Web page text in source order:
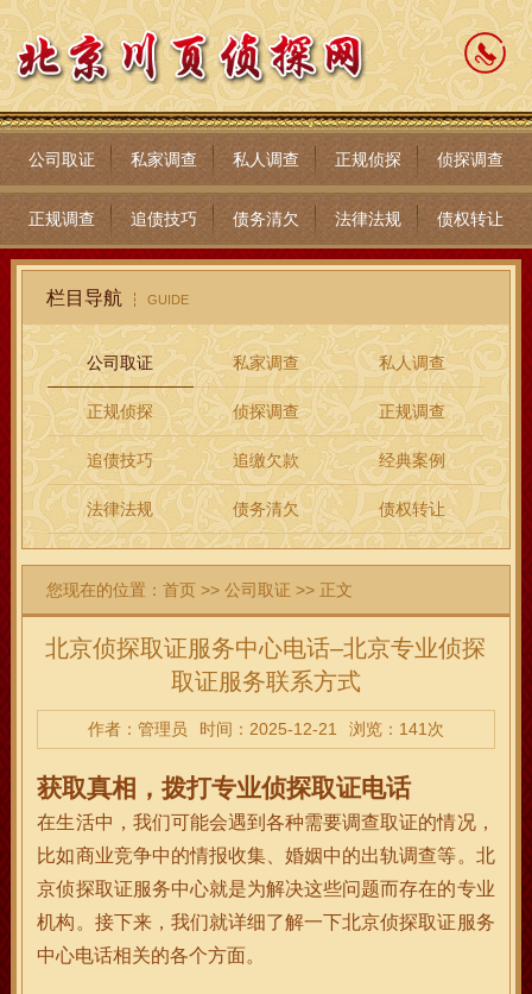
公司取证 私家调查 私人调查 正规侦探 侦探调查
正规调查 追债技巧 债务清欠 法律法规 债权转让
栏目导航 GUIDE
公司取证 私家调查 私人调查
正规侦探 侦探调查 正规调查
追债技巧 追缴欠款 经典案例
法律法规 债务清欠 债权转让
您现在的位置：首页 >>公司取证 >> 正文
北京侦探取证服务中心电话–北京专业侦探
取证服务联系方式
作者：管理员 时间：2025-12-21 浏览：141次
获取真相，拨打专业侦探取证电话
在生活中，我们可能会遇到各种需要调查取证的情况，
比如商业竞争中的情报收集、婚姻中的出轨调查等。北
京侦探取证服务中心就是为解决这些问题而存在的专业
机构。接下来，我们就详细了解一下北京侦探取证服务
中心电话相关的各个方面。